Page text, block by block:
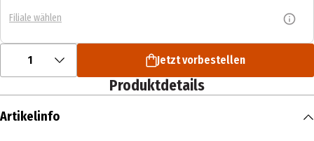
Filiale wählen
1 Jetzt vorbestellen
Produktdetails
Artikelinfo